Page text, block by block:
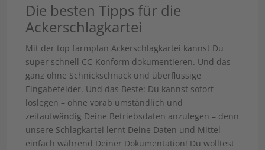
Die besten Tipps für die
Ackerschlagkartei
Mit der top farmplan Ackerschlagkartei kannst Du
super schnell CC-Konform dokumentieren. Und das
ganz ohne Schnickschnack und überflüssige
Eingabefelder. Und das Beste: Du kannst sofort
loslegen – ohne vorab umständlich und
zeitaufwändig Deine Betriebsdaten anzulegen – denn
unsere Schlagkartei lernt Deine Daten und Mittel
einfach während Deiner Dokumentation! Du wolltest